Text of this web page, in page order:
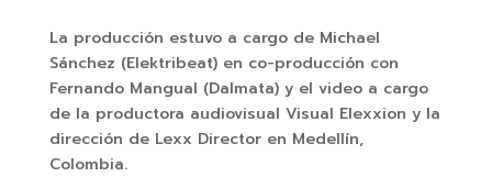
La producción estuvo a cargo de Michael
Sánchez (Elektribeat) en co-producción con
Fernando Mangual (Dalmata) y el video a cargo
de la productora audiovisual Visual Elexxion y la
dirección de Lexx Director en Medellín,
Colombia.